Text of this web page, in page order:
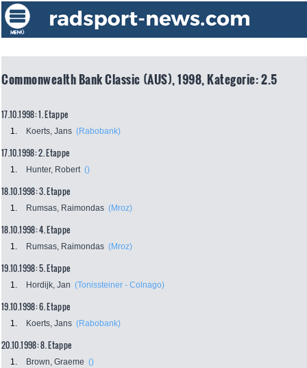
Commonwealth Bank Classic (AUS), 1998, Kategorie: 2.5
17.10.1998: 1. Etappe
1. Koerts, Jans (Rabobank)
17.10.1998: 2. Etappe
1. Hunter, Robert ()
18.10.1998: 3. Etappe
1. Rumsas, Raimondas (Mroz)
18.10.1998: 4. Etappe
1. Rumsas, Raimondas (Mroz)
19.10.1998: 5. Etappe
1. Hordijk, Jan (Tonissteiner - Colnago)
19.10.1998: 6. Etappe
1. Koerts, Jans (Rabobank)
20.10.1998: 8. Etappe
1. Brown, Graeme ()